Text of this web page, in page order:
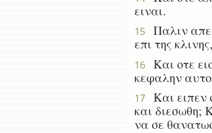
ειναι.
15
Παλιν
επι της
16
Και οτε
κεφαλην
17
Και
και διεσωθη;
να σε